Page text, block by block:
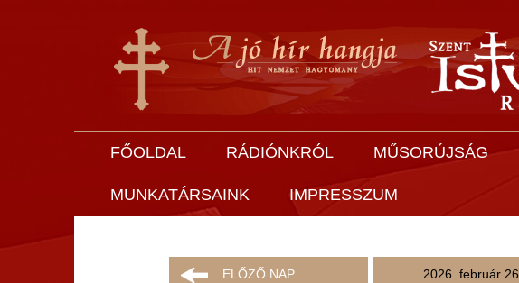
FŐOLDAL RÁDIÓNKRÓL MŰSORÚJSÁG
MUNKATÁRSAINK IMPRESSZUM
ELŐZŐ NAP 2026. február 26.